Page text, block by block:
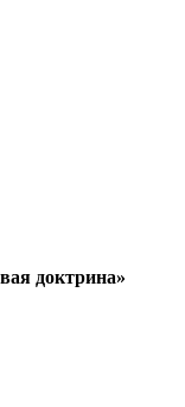
доктрина»